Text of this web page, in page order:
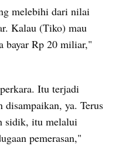
melebihi dari nilai
Kalau (Tiko) mau
bayar Rp 20 miliar,"
Itu terjadi
disampaikan, ya. Terus
sidik, itu melalui
pemerasan,"